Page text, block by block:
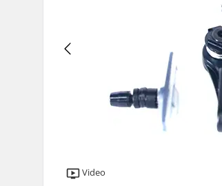
Video